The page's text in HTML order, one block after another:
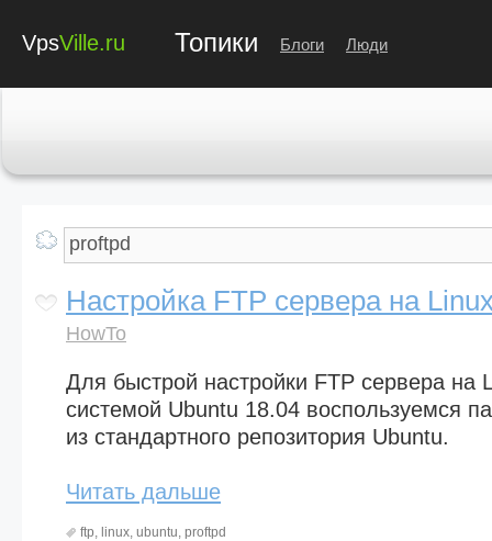
VpsVille.ru Топики Блоги Люди
Настройка FTP сервера на
HowTo
Для быстрой настройки FTP сервера на
системой Ubuntu 18.04 воспользуемся
из стандартного репозитория Ubuntu.
Читать дальше
ftp, linux, ubuntu, proftpd